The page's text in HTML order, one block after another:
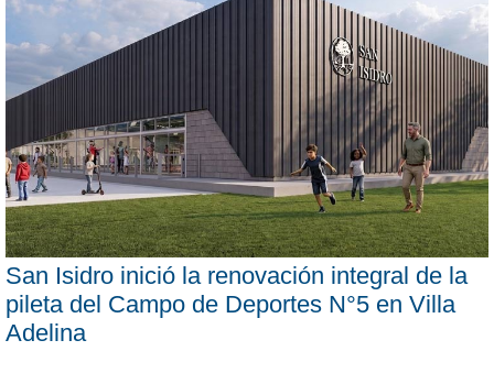
San Isidro inició la renovación integral de la
pileta del Campo de Deportes N°5 en Villa
Adelina